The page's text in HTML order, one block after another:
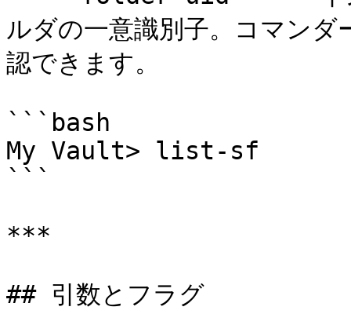
ルダの一意識別子。コマ
認できます。
```bash
My Vault> list-sf
```
***
## 引数とフラグ